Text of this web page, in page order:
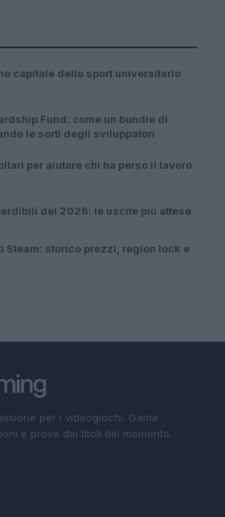
capitale dello sport universitario
Fund: come un bundle di
le sorti degli sviluppatori
per aiutare chi ha perso il lavoro
del 2026: le uscite più attese
Steam: storico prezzi, region lock e
per i videogiochi. Game
e prove dei titoli del momento.